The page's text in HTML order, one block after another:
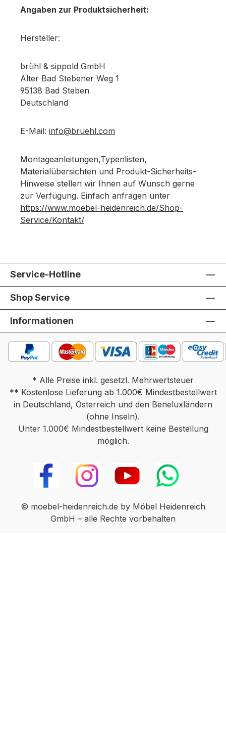
Angaben zur Produktsicherheit:
Hersteller:
brühl & sippold GmbH
Alter Bad Stebener Weg 1
95138 Bad Steben
Deutschland
E-Mail: info@bruehl.com
Montageanleitungen,Typenlisten,
Materialübersichten und Produkt-Sicherheits-
Hinweise stellen wir Ihnen auf Wunsch gerne
zur Verfügung. Einfach anfragen unter
https://www.moebel-heidenreich.de/Shop-
Service/Kontakt/
Service-Hotline
Shop Service
Informationen
* Alle Preise inkl. gesetzl. Mehrwertsteuer
** Kostenlose Lieferung ab 1.000€ Mindestbestellwert
in Deutschland, Österreich und den Beneluxländern
(ohne Inseln).
Unter 1.000€ Mindestbestellwert keine Bestellung
möglich.
© moebel-heidenreich.de by Möbel Heidenreich
GmbH – alle Rechte vorbehalten